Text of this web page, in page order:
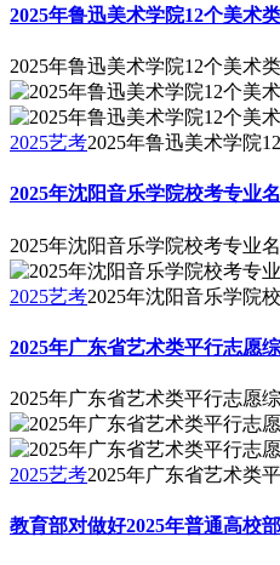
2025年鲁迅美术学院12个美术
2025年鲁迅美术学院12个美术
2025艺考2025年鲁迅美术学院
2025年沈阳音乐学院校考专业
2025年沈阳音乐学院校考专业
2025艺考2025年沈阳音乐学院
2025年广东省艺术类平行志愿
2025年广东省艺术类平行志愿
2025艺考2025年广东省艺术类
教育部对做好2025年普通高校